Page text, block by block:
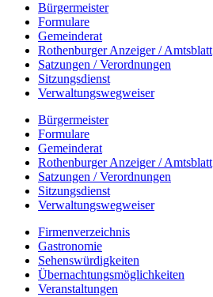
Bürgermeister
Formulare
Gemeinderat
Rothenburger Anzeiger / Amtsblatt
Satzungen / Verordnungen
Sitzungsdienst
Verwaltungswegweiser
Bürgermeister
Formulare
Gemeinderat
Rothenburger Anzeiger / Amtsblatt
Satzungen / Verordnungen
Sitzungsdienst
Verwaltungswegweiser
Firmenverzeichnis
Gastronomie
Sehenswürdigkeiten
Übernachtungsmöglichkeiten
Veranstaltungen